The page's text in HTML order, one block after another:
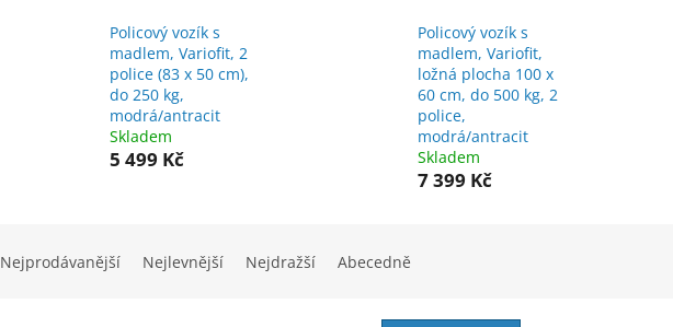
Policový vozík s
madlem, Variofit, 2
police (83 x 50 cm),
do 250 kg,
modrá/antracit
Skladem
5 499 Kč
Policový vozík s
madlem, Variofit,
ložná plocha 100 x
60 cm, do 500 kg, 2
police,
modrá/antracit
Skladem
7 399 Kč
Nejprodávanější Nejlevnější Nejdražší Abecedně